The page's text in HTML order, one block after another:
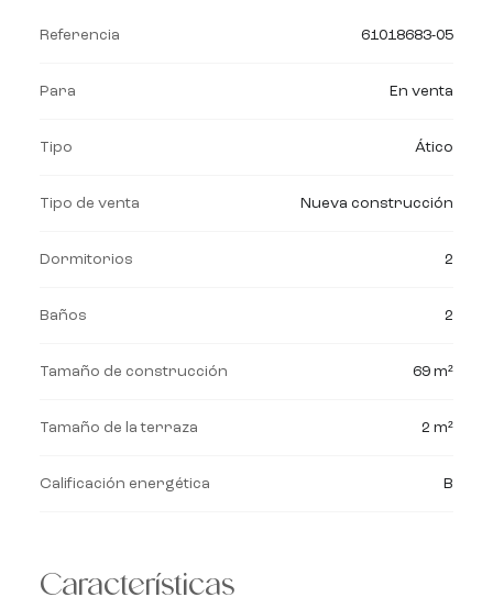
Referencia 61018683-05
Para En venta
Tipo Ático
Tipo de venta Nueva construcción
Dormitorios 2
Baños 2
Tamaño de construcción 69 m²
Tamaño de la terraza 2 m²
Calificación energética B
Características